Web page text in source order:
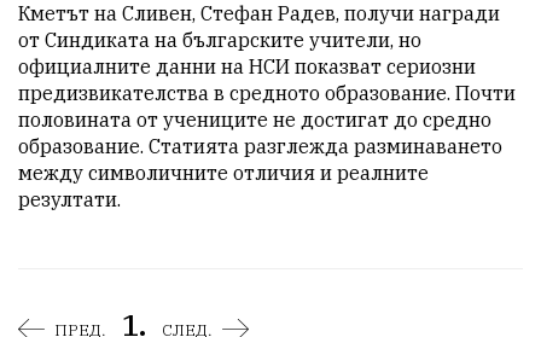
Кметът на Сливен, Стефан Радев, получи награди
от Синдиката на българските учители, но
официалните данни на НСИ показват сериозни
предизвикателства в средното образование. Почти
половината от учениците не достигат до средно
образование. Статията разглежда разминаването
между символичните отличия и реалните
резултати.
ПРЕД. 1. СЛЕД.